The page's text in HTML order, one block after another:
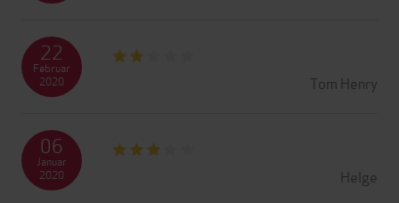
Tom Henry
22
Februar
2020
Helge
06
Januar
2020